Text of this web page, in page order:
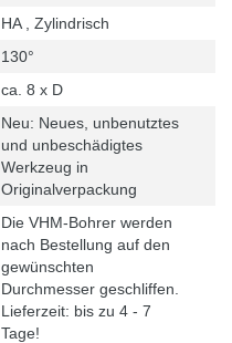
HA , Zylindrisch
130°
ca. 8 x D
Neu: Neues, unbenutztes
und unbeschädigtes
Werkzeug in
Originalverpackung
Die VHM-Bohrer werden
nach Bestellung auf den
gewünschten
Durchmesser geschliffen.
Lieferzeit: bis zu 4 - 7
Tage!